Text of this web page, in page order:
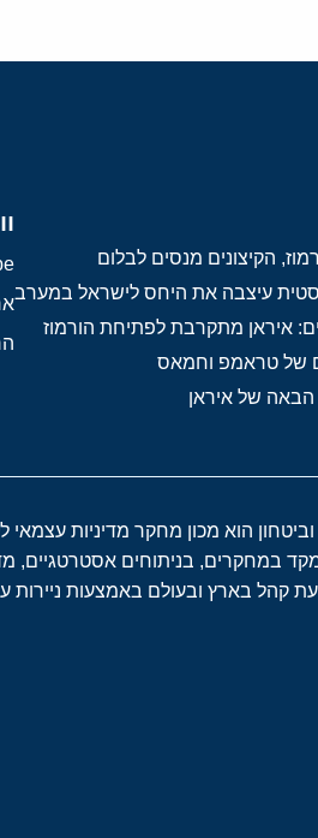
הקיצונים מנסים לבלום
עיצבה את היחס לישראל במערב
איראן מתקרבת לפתיחת הורמוז
של טראמפ וחמאס
הבאה של איראן
וביטחון הוא מכון מחקר מדיניות
במחקרים, בניתוחים אסטרטגיים,
קהל בארץ ובעולם באמצעות ניירות